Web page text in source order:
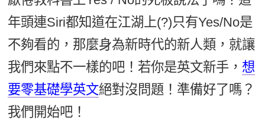
情境閱讀
英文文法技巧
英文寫作
TED Talks
CNN聽力強化
外語即時通
兒童美語
點讀筆教材
數位學習教材
年頭連Siri都知道在江湖上(?)只有Yes/No是
不夠看的，那麼身為新時代的新人類，就讓
我們來點不一樣的吧！若你是英文新手， 想
要零基礎學英文絕對沒問題！準備好了嗎？
我們開始吧！